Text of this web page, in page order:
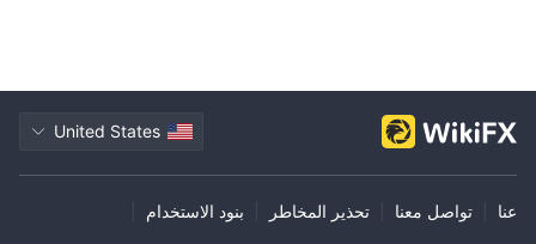
United States
عنا تواصل معنا تحذير المخاطر بنود الاستخدام